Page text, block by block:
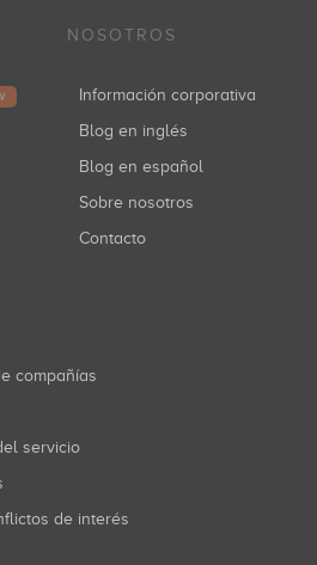
NOSOTROS
Información corporativa
Blog en inglés
Blog en español
Sobre nosotros
Contacto
compañías
servicio
de interés